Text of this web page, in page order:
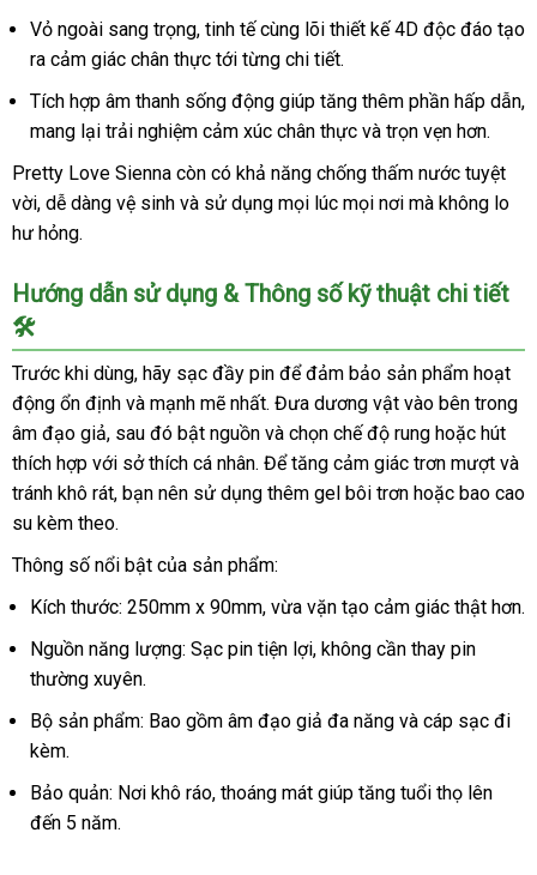
Vỏ ngoài sang trọng, tinh tế cùng lõi thiết kế 4D độc đáo tạo
ra cảm giác chân thực tới từng chi tiết.
Tích hợp âm thanh sống động giúp tăng thêm phần hấp dẫn,
mang lại trải nghiệm cảm xúc chân thực và trọn vẹn hơn.
Pretty Love Sienna còn có khả năng chống thấm nước tuyệt
vời, dễ dàng vệ sinh và sử dụng mọi lúc mọi nơi mà không lo
hư hỏng.
Hướng dẫn sử dụng & Thông số kỹ thuật chi tiết
🛠️
Trước khi dùng, hãy sạc đầy pin để đảm bảo sản phẩm hoạt
động ổn định và mạnh mẽ nhất. Đưa dương vật vào bên trong
âm đạo giả, sau đó bật nguồn và chọn chế độ rung hoặc hút
thích hợp với sở thích cá nhân. Để tăng cảm giác trơn mượt và
tránh khô rát, bạn nên sử dụng thêm gel bôi trơn hoặc bao cao
su kèm theo.
Thông số nổi bật của sản phẩm:
Kích thước: 250mm x 90mm, vừa vặn tạo cảm giác thật hơn.
Nguồn năng lượng: Sạc pin tiện lợi, không cần thay pin
thường xuyên.
Bộ sản phẩm: Bao gồm âm đạo giả đa năng và cáp sạc đi
kèm.
Bảo quản: Nơi khô ráo, thoáng mát giúp tăng tuổi thọ lên
đến 5 năm.